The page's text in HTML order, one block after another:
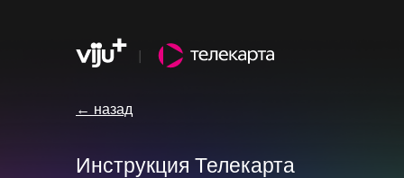
← назад
Инструкция Телекарта